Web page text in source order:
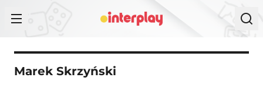
Marek Skrzyński